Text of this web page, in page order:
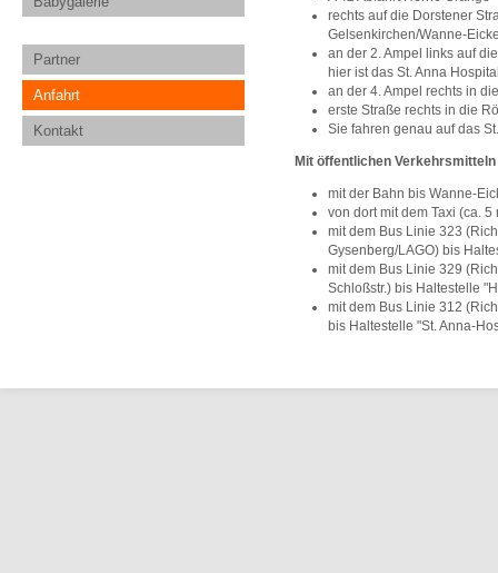
Partner
Anfahrt
Kontakt
rechts auf die Dorstener
Gelsenkirchen/Wanne-
an der 2. Ampel links auf
hier ist das St. Anna
an der 4. Ampel rechts in
erste Straße rechts in die
Sie fahren genau auf das
Mit öffentlichen Verkehrsmitteln
mit der Bahn bis Wanne-
von dort mit dem Taxi (ca. 5
mit dem Bus Linie 323
Gysenberg/LAGO) bis
mit dem Bus Linie 329
Schloßstr.) bis Haltestelle
mit dem Bus Linie 312
bis Haltestelle "St. Anna-